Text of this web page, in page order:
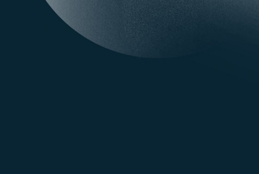
Возможность подключить частный
кластер сетевых дисков
Мониторинговые метрики физической